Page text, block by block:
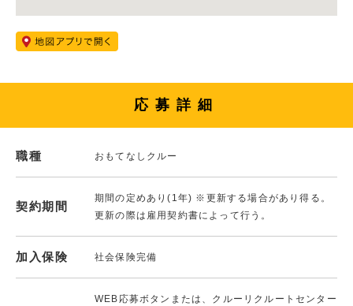
応募詳細
職種 おもてなしクルー
契約期間
期間の定めあり(1年) ※更新する場合があり得る。
更新の際は雇用契約書によって行う。
加入保険 社会保険完備
WEB応募ボタンまたは、クルーリクルートセンター